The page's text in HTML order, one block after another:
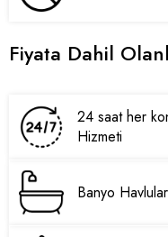
Fiyata Dahil
24 saat her
Hizmeti
Banyo